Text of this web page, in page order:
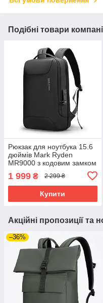
Подібні товари
Рюкзак для ноутбука 15.6
дюймів Mark Ryden
MR9000 з кодовим замком
1 999 ₴ 2 299 ₴
Купити
Акційні пропозиції та
–36%